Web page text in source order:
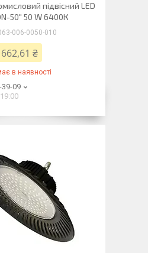
підвісний LED
50" 50 W 6400К
006-0050-010
662,61 ₴
в наявності
39-09